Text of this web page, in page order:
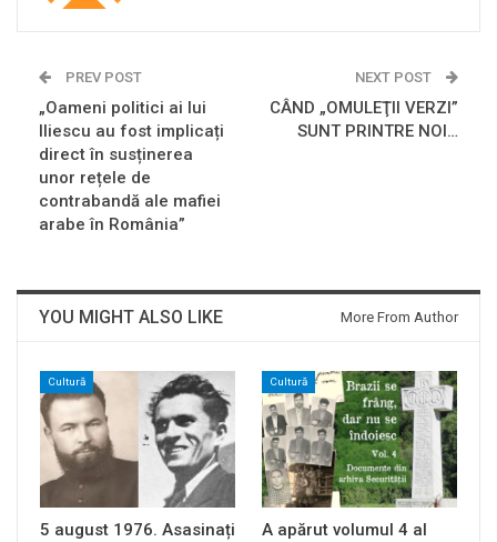
PREV POST
„Oameni politici ai lui
Iliescu au fost implicați
direct în susținerea
unor rețele de
contrabandă ale mafiei
arabe în România”
NEXT POST
CÂND „OMULEŢII VERZI”
SUNT PRINTRE NOI…
YOU MIGHT ALSO LIKE More From Author
Cultură
5 august 1976. Asasinați
Cultură
A apărut volumul 4 al